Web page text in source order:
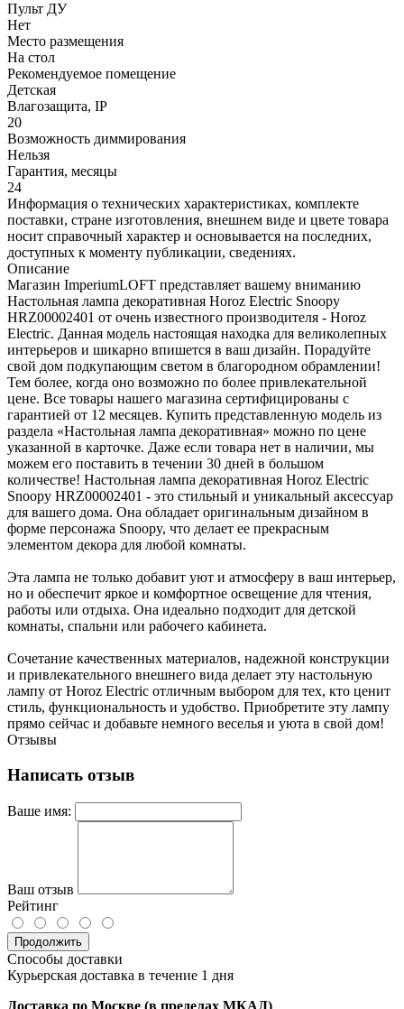
Пульт ДУ
Нет
Место размещения
На стол
Рекомендуемое помещение
Детская
Влагозащита, IP
20
Возможность диммирования
Нельзя
Гарантия, месяцы
24
Информация о технических характеристиках, комплекте
поставки, стране изготовления, внешнем виде и цвете товара
носит справочный характер и основывается на последних,
доступных к моменту публикации, сведениях.
Описание
Магазин ImperiumLOFT представляет вашему вниманию
Настольная лампа декоративная Horoz Electric Snoopy
HRZ00002401 от очень известного производителя - Horoz
Electric. Данная модель настоящая находка для великолепных
интерьеров и шикарно впишется в ваш дизайн. Порадуйте
свой дом подкупающим светом в благородном обрамлении!
Тем более, когда оно возможно по более привлекательной
цене. Все товары нашего магазина сертифицированы с
гарантией от 12 месяцев. Купить представленную модель из
раздела «Настольная лампа декоративная» можно по цене
указанной в карточке. Даже если товара нет в наличии, мы
можем его поставить в течении 30 дней в большом
количестве! Настольная лампа декоративная Horoz Electric
Snoopy HRZ00002401 - это стильный и уникальный аксессуар
для вашего дома. Она обладает оригинальным дизайном в
форме персонажа Snoopy, что делает ее прекрасным
элементом декора для любой комнаты.
Эта лампа не только добавит уют и атмосферу в ваш интерьер,
но и обеспечит яркое и комфортное освещение для чтения,
работы или отдыха. Она идеально подходит для детской
комнаты, спальни или рабочего кабинета.
Сочетание качественных материалов, надежной конструкции
и привлекательного внешнего вида делает эту настольную
лампу от Horoz Electric отличным выбором для тех, кто ценит
стиль, функциональность и удобство. Приобретите эту лампу
прямо сейчас и добавьте немного веселья и уюта в свой дом!
Отзывы
Написать отзыв
Ваше имя:
Ваш отзыв
Рейтинг
Продолжить
Способы доставки
Курьерская доставка в течение 1 дня
Доставка по Москве (в пределах МКАД)